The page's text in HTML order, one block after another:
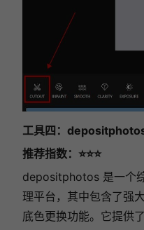
工具四：
推荐指数：⭐⭐⭐
depositphotos 是一个
理平台，其中包含了强
底色更换功能。它提供